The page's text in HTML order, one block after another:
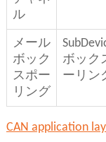
ル
メール
ボック
スポー
リング
ボック
ーリン
CAN application